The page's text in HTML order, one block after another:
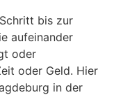
bis zur
aufeinander
oder
oder Geld. Hier
in der